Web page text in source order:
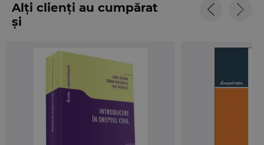
Alți clienți au cumpărat
și